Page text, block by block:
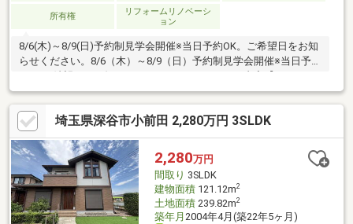
所有権
リフォームリノベーシ
ョン
8/6(木)～8/9(日)予約制見学会開催※当日予約OK。ご希望日をお知
らせください。8/6（木）～8/9（日）予約制見学会開催※当日予約
ム内容】・シロアリ防除工事（施工より5年保証）・キッチン交
換・お風呂交換・洗面台交換・トイレ交換※2か所・駐車場拡大・
和室を洋室変更●間取り・駐車５DK、駐車2台可能●周辺施設・ベ
イシア花園店様まで約1400m（徒歩約18分）・ミニストップ小前
田店様まで約750ｍ（徒歩約10分）・深谷市立花園小学校まで約
1400ｍ（徒歩約1
埼玉県深谷市小前田 2,280万円 3SLDK
2,280万円
間取り 3SLDK
建物面積121.12m2
土地面積239.82m2
築年月 2004年4月(築22年5ヶ月)